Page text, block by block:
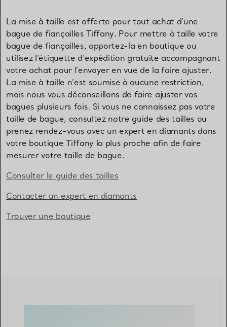
La mise à taille est offerte pour tout achat d’une
bague de fiançailles Tiffany. Pour mettre à taille votre
bague de fiançailles, apportez-la en boutique ou
utilisez l’étiquette d’expédition gratuite accompagnant
votre achat pour l’envoyer en vue de la faire ajuster.
La mise à taille n’est soumise à aucune restriction,
mais nous vous déconseillons de faire ajuster vos
bagues plusieurs fois. Si vous ne connaissez pas votre
taille de bague, consultez notre guide des tailles ou
prenez rendez-vous avec un expert en diamants dans
votre boutique Tiffany la plus proche afin de faire
mesurer votre taille de bague.
Consulter le guide des tailles
Contacter un expert en diamants
Trouver une boutique